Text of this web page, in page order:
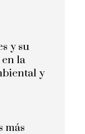
y su
la
y
más